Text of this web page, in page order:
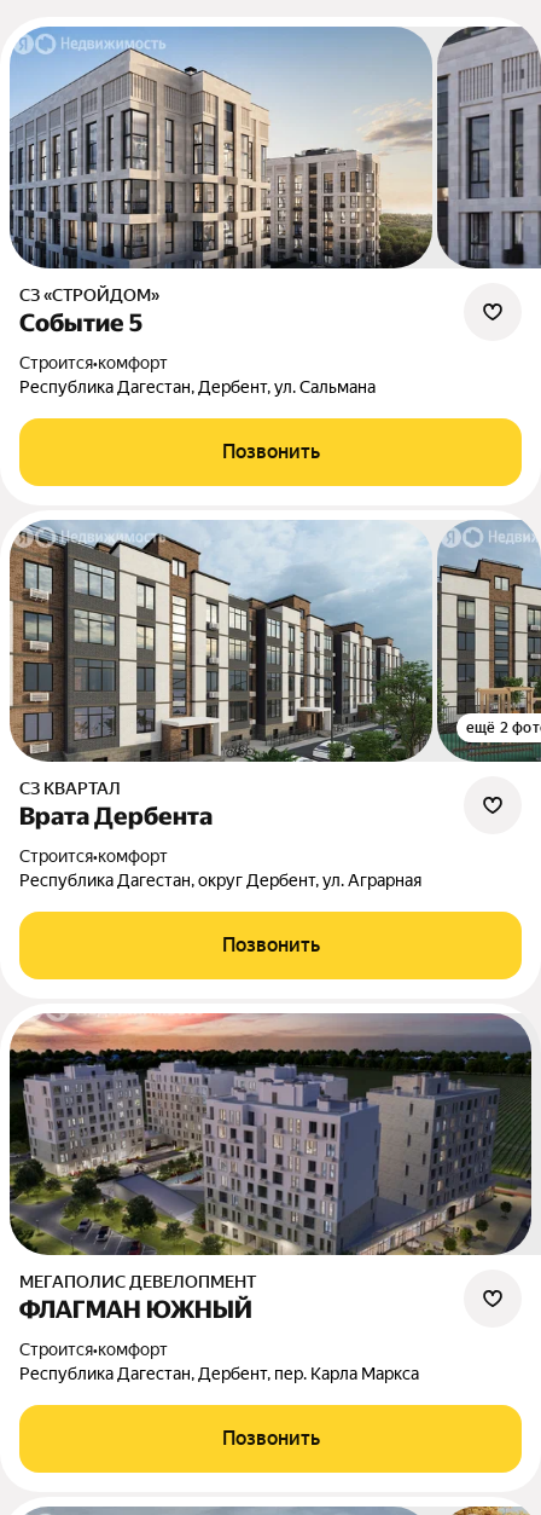
СЗ «СТРОЙДОМ»
Событие 5
Строится•комфорт
Республика Дагестан, Дербент, ул. Сальмана
Позвонить
ещё 2
СЗ КВАРТАЛ
Врата Дербента
Строится•комфорт
Республика Дагестан, округ Дербент, ул. Аграрная
Позвонить
МЕГАПОЛИС ДЕВЕЛОПМЕНТ
ФЛАГМАН ЮЖНЫЙ
Строится•комфорт
Республика Дагестан, Дербент, пер. Карла Маркса
Позвонить